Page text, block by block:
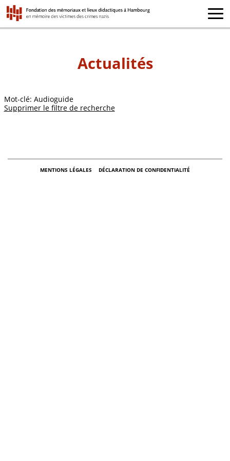
Actualités
Mot-clé: Audioguide
Supprimer le filtre de recherche
MENTIONS LÉGALES DÉCLARATION DE CONFIDENTIALITÉ